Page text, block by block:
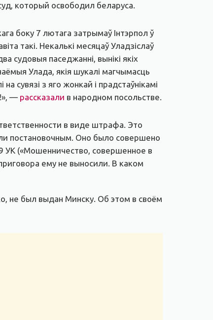
который освободил беларуса.
боку 7 лютага затрымаў Інтэрпол ў
такі. Некалькі месяцаў Уладзіслаў
судовыя паседжанні, вынікі якіх
Улада, якія шукалі магчымасць
сувязі з яго жонкай і прадстаўнікамі
— рассказали в народном посольстве.
в виде штрафа. Это
постановочным. Оно было совершено
УК («Мошенничество, совершенное в
ему не выносили. В каком
не был выдан Минску. Об этом в своём